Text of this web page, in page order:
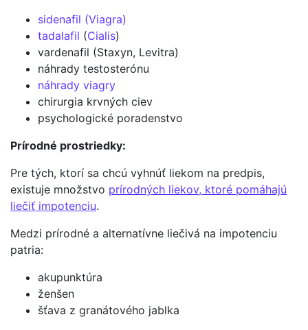
sidenafil (Viagra)
tadalafil (Cialis)
vardenafil (Staxyn, Levitra)
náhrady testosterónu
náhrady viagry
chirurgia krvných ciev
psychologické poradenstvo
Prírodné prostriedky:
Pre tých, ktorí sa chcú vyhnúť liekom na predpis,
existuje množstvo prírodných liekov, ktoré pomáhajú
liečiť impotenciu.
Medzi prírodné a alternatívne liečivá na impotenciu
patria:
akupunktúra
ženšen
šťava z granátového jablka